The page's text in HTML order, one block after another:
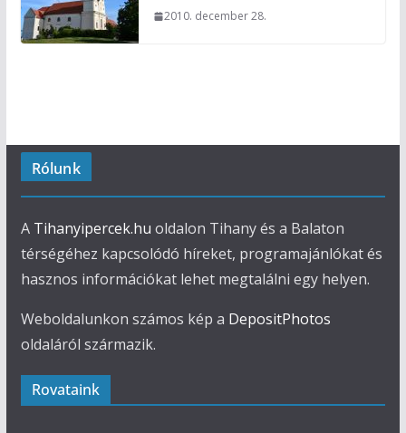
2010. december 28.
Rólunk
A Tihanyipercek.hu oldalon Tihany és a Balaton
térségéhez kapcsolódó híreket, programajánlókat és
hasznos információkat lehet megtalálni egy helyen.
Weboldalunkon számos kép a DepositPhotos
oldaláról származik.
Rovataink